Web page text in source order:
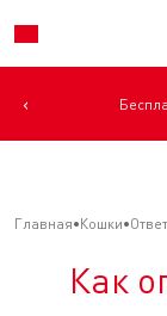
‹
Главная Кошки
Как